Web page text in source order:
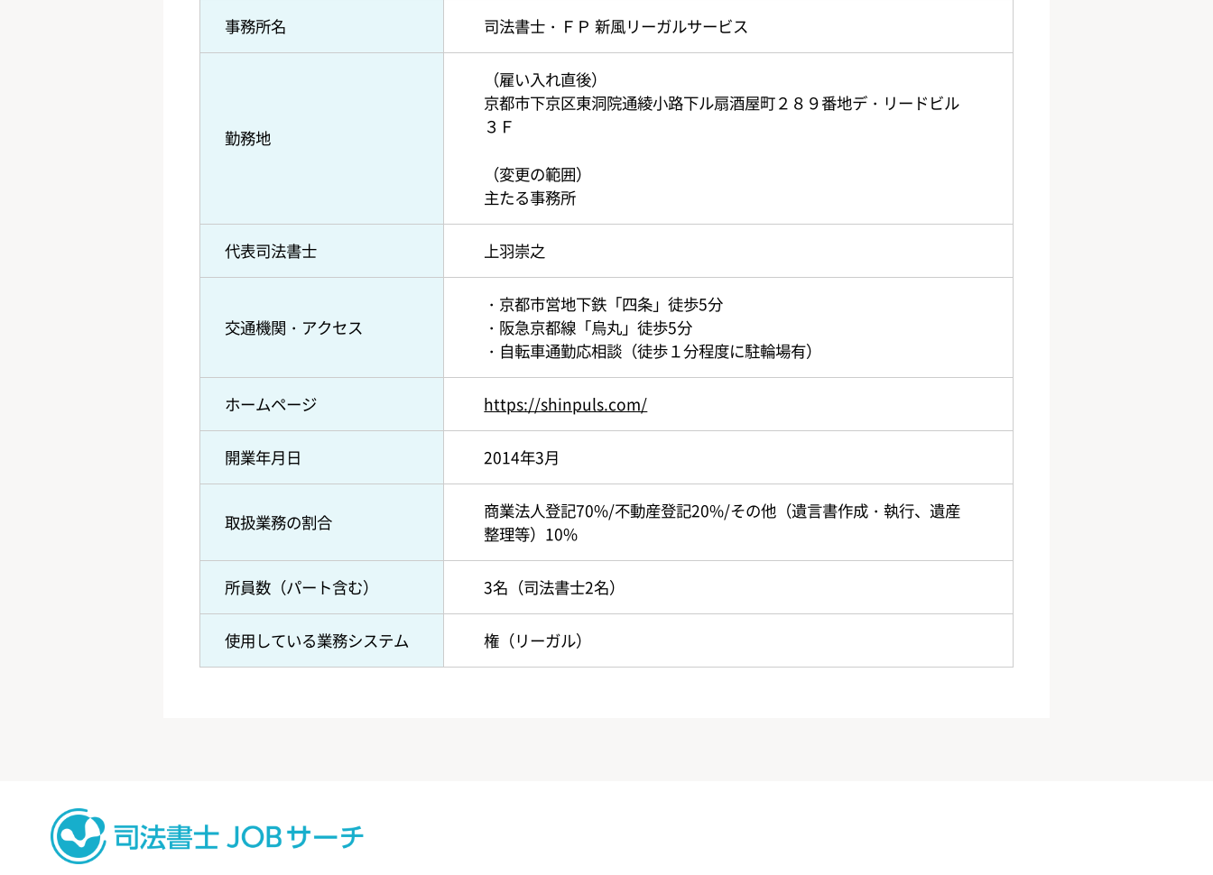
事務所名 司法書士・ＦＰ 新風リーガルサービス
勤務地
（雇い入れ直後）
京都市下京区東洞院通綾小路下ル扇酒屋町２８９番地デ・リードビル
３Ｆ
（変更の範囲）
主たる事務所
代表司法書士 上羽崇之
交通機関・アクセス
・京都市営地下鉄「四条」徒歩5分
・阪急京都線「烏丸」徒歩5分
・自転車通勤応相談（徒歩１分程度に駐輪場有）
ホームページ https://shinpuls.com/
開業年月日 2014年3月
取扱業務の割合
商業法人登記70%/不動産登記20%/その他（遺言書作成・執行、遺産
整理等）10%
所員数（パート含む） 3名（司法書士2名）
使用している業務システム 権（リーガル）